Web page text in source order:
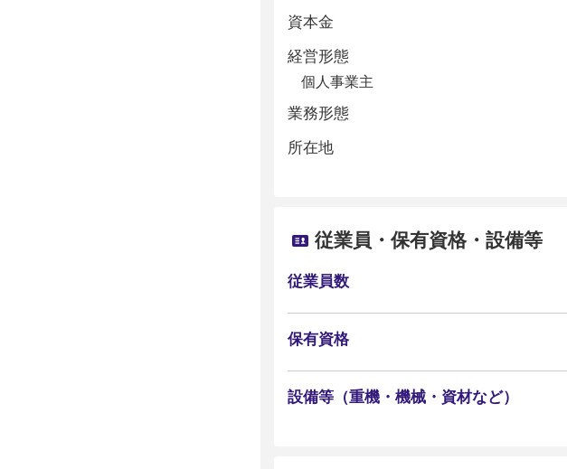
資本金
経営形態
個人事業主
業務形態
所在地
従業員・保有資格・設備等
従業員数
保有資格
設備等（重機・機械・資材など）